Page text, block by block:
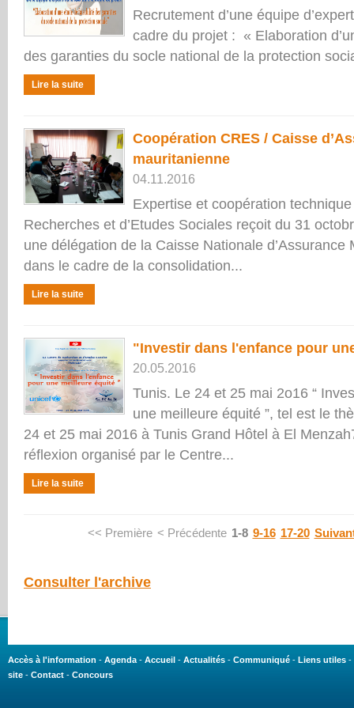
Recrutement d’une équipe
cadre du projet : « Elaboration
des garanties du socle national de la protection
Lire la suite
Coopération CRES / Caisse
mauritanienne
04.11.2016
Expertise et coopération
Recherches et d’Etudes Sociales reçoit du 31
une délégation de la Caisse Nationale d’Assurance
dans le cadre de la consolidation...
Lire la suite
"Investir dans l'enfance pour
20.05.2016
Tunis. Le 24 et 25 mai 2o16 “
une meilleure équité ”, tel est le
24 et 25 mai 2016 à Tunis Grand Hôtel à El
réflexion organisé par le Centre...
Lire la suite
<< Première < Précédente 1-8 9-16 17-20
Consulter l'archive
Accès à l'information - Agenda - Accueil - Actualités - Communiqué - Liens utiles -
site - Contact - Concours